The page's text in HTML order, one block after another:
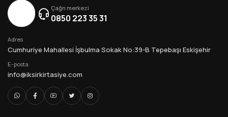
Çağrı merkezi
0850 223 35 31
Adres
Cumhuriye Mahallesi İşbulma Sokak No:39-B Tepebaşı Eskişehir
E-posta
info@iksirkirtasiye.com